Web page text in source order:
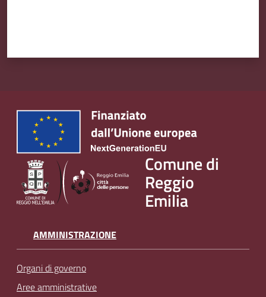
Comune di
Reggio
Emilia
AMMINISTRAZIONE
Organi di governo
Aree amministrative